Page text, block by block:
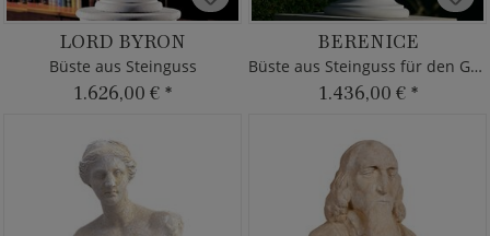
LORD BYRON
Büste aus Steinguss
1.626,00 € *
BERENICE
Büste aus Steinguss für den Garten
1.436,00 € *